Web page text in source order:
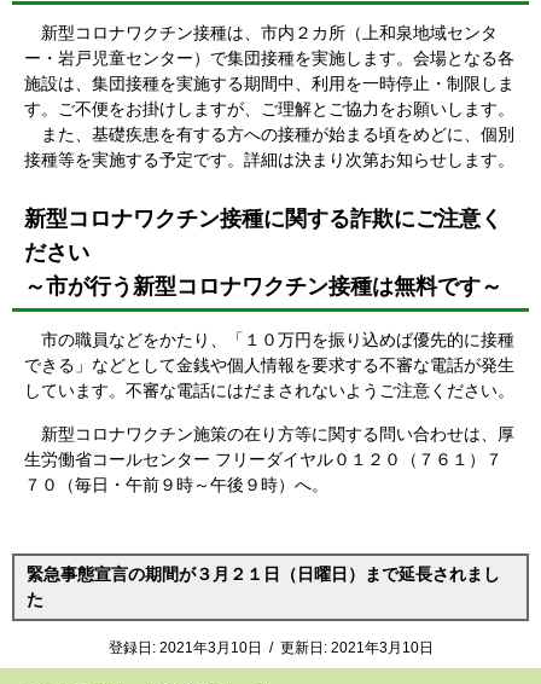
新型コロナワクチン接種は、市内２カ所（上和泉地域センタ
ー・岩戸児童センター）で集団接種を実施します。会場となる各
施設は、集団接種を実施する期間中、利用を一時停止・制限しま
す。ご不便をお掛けしますが、ご理解とご協力をお願いします。
また、基礎疾患を有する方への接種が始まる頃をめどに、個別
接種等を実施する予定です。詳細は決まり次第お知らせします。
新型コロナワクチン接種に関する詐欺にご注意く
ださい
～市が行う新型コロナワクチン接種は無料です～
市の職員などをかたり、「１０万円を振り込めば優先的に接種
できる」などとして金銭や個人情報を要求する不審な電話が発生
しています。不審な電話にはだまされないようご注意ください。
新型コロナワクチン施策の在り方等に関する問い合わせは、厚
生労働省コールセンター フリーダイヤル０１２０（７６１）７
７０（毎日・午前９時～午後９時）へ。
緊急事態宣言の期間が３月２１日（日曜日）まで延長されまし
た
登録日: 2021年3月10日 / 更新日: 2021年3月10日